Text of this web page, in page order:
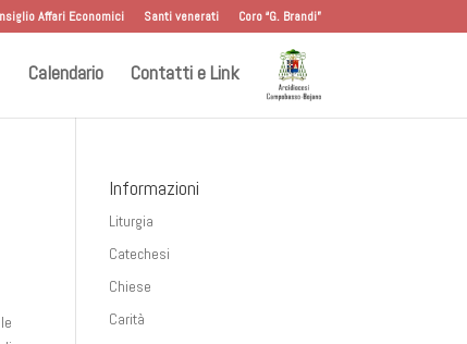
Affari Economici Santi venerati Coro “G. Brandi”
Calendario Contatti e Link
Informazioni
Liturgia
Catechesi
Chiese
Carità